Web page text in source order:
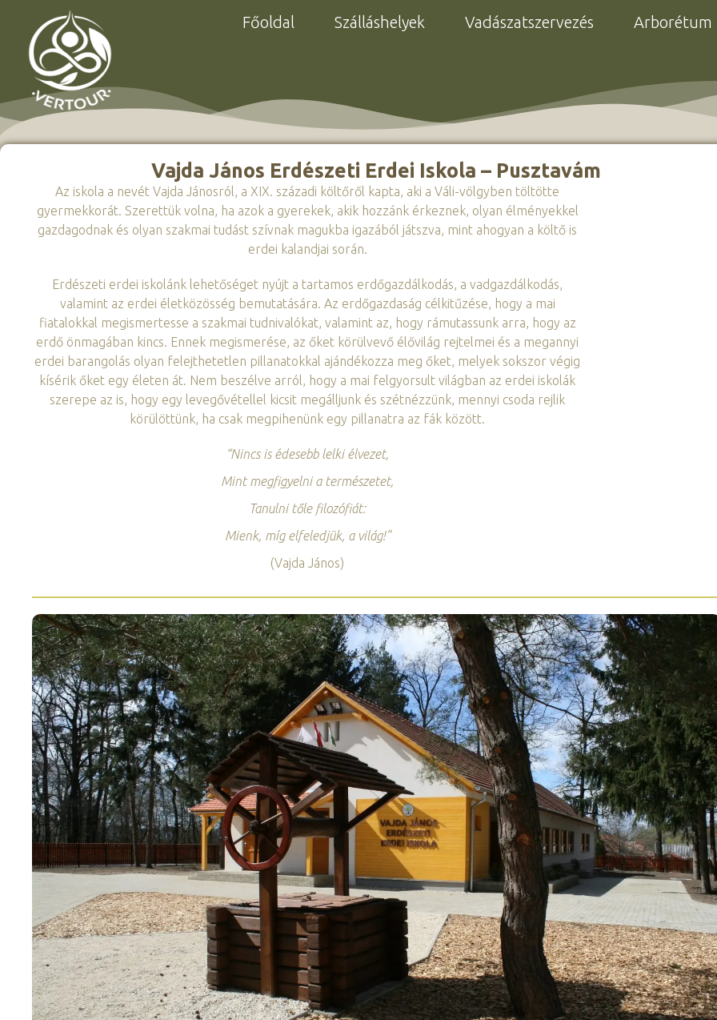
Főoldal Szálláshelyek Vadászatszervezés Arborétum
Vajda János Erdészeti Erdei Iskola – Pusztavám
Az iskola a nevét Vajda Jánosról, a XIX. századi költőről kapta, aki a Váli-völgyben töltötte
gyermekkorát. Szerettük volna, ha azok a gyerekek, akik hozzánk érkeznek, olyan élményekkel
gazdagodnak és olyan szakmai tudást szívnak magukba igazából játszva, mint ahogyan a költő is
erdei kalandjai során.
Erdészeti erdei iskolánk lehetőséget nyújt a tartamos erdőgazdálkodás, a vadgazdálkodás,
valamint az erdei életközösség bemutatására. Az erdőgazdaság célkitűzése, hogy a mai
fiatalokkal megismertesse a szakmai tudnivalókat, valamint az, hogy rámutassunk arra, hogy az
erdő önmagában kincs. Ennek megismerése, az őket körülvevő élővilág rejtelmei és a megannyi
erdei barangolás olyan felejthetetlen pillanatokkal ajándékozza meg őket, melyek sokszor végig
kísérik őket egy életen át. Nem beszélve arról, hogy a mai felgyorsult világban az erdei iskolák
szerepe az is, hogy egy levegővétellel kicsit megálljunk és szétnézzünk, mennyi csoda rejlik
körülöttünk, ha csak megpihenünk egy pillanatra az fák között.
“Nincs is édesebb lelki élvezet,
Mint megfigyelni a természetet,
Tanulni tőle filozófiát:
Mienk, míg elfeledjük, a világ!”
(Vajda János)